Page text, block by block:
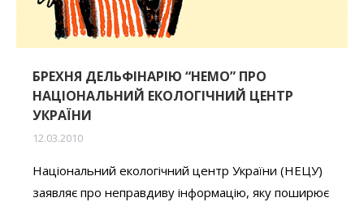
БРЕХНЯ ДЕЛЬФІНАРІЮ “НЕМО” ПРО
НАЦІОНАЛЬНИЙ ЕКОЛОГІЧНИЙ ЦЕНТР
УКРАЇНИ
12.03.2010
Національний екологічний центр України (НЕЦУ)
заявляє про неправдиву інформацію, яку поширює